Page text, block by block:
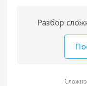
Разбор